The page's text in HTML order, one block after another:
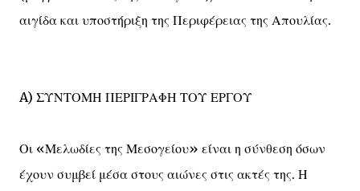
αιγίδα και υποστήριξη της Περιφέρειας της Απουλίας.
A) ΣΥΝΤΟΜΗ ΠΕΡΙΓΡΑΦΗ ΤΟΥ ΕΡΓΟΥ
Οι «Μελωδίες της Μεσογείου» είναι η σύνθεση όσων
έχουν συμβεί μέσα στους αιώνες στις ακτές της. Η